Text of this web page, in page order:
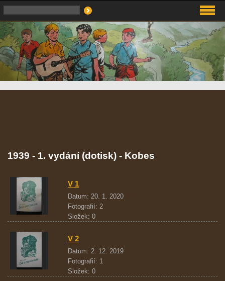
1939 - 1. vydání (dotisk) - Kobes
V 1
Datum: 20. 1. 2020
Fotografií: 2
Složek: 0
V 2
Datum: 2. 12. 2019
Fotografií: 1
Složek: 0